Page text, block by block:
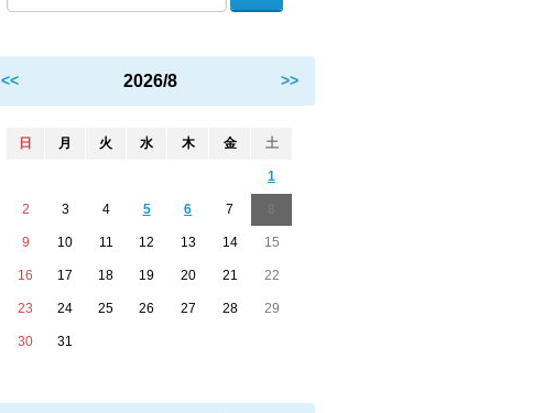
<< 2026/8 >>
日 月 火 水 木 金 土
1
2 3 4 5 6 7
9 10 11 12 13 14 15
16 17 18 19 20 21 22
23 24 25 26 27 28 29
30 31